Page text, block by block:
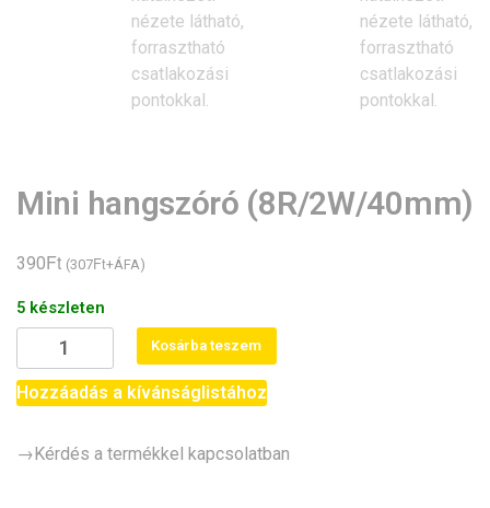
Mini hangszóró (8R/2W/40mm)
390Ft (307Ft+ÁFA)
5 készleten
hangszóró
(8R/2W/40mm)
Kosárba teszem
Hozzáadás a kívánságlistához
→Kérdés a termékkel kapcsolatban